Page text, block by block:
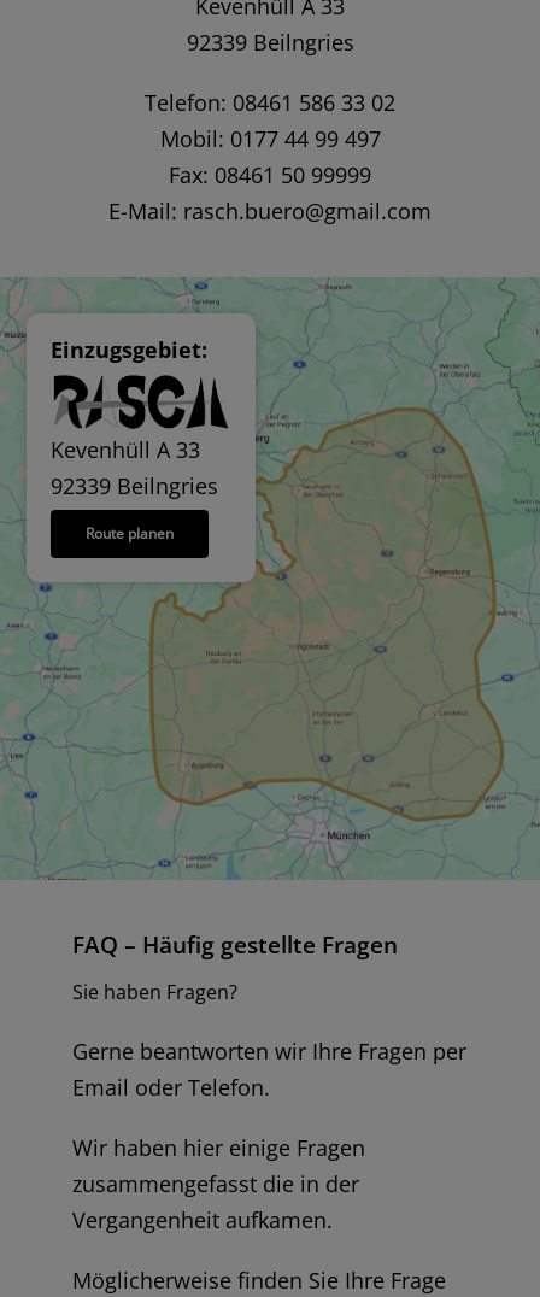
Kevenhüll A 33
92339 Beilngries
Telefon: 08461 586 33 02
Mobil: 0177 44 99 497
Fax: 08461 50 99999
E-Mail: rasch.buero@gmail.com
Einzugsgebiet:
Kevenhüll A 33
92339 Beilngries
Route planen
FAQ – Häufig gestellte Fragen
Sie haben Fragen?
Gerne beantworten wir Ihre Fragen per
Email oder Telefon.
Wir haben hier einige Fragen
zusammengefasst die in der
Vergangenheit aufkamen.
Möglicherweise finden Sie Ihre Frage